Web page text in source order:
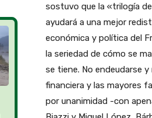
sostuvo que la «trilogía
ayudará a una mejor
económica y política del
la seriedad de cómo se
se tiene. No endeudarse
financiera y las mayores
por unanimidad -con